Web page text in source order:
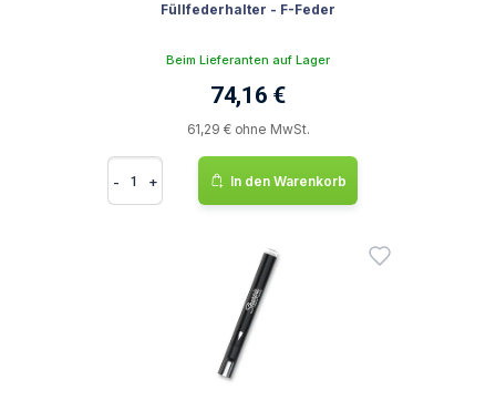
Füllfederhalter - F-Feder
Beim Lieferanten auf Lager
74,16 €
61,29 € ohne MwSt.
- + In den Warenkorb